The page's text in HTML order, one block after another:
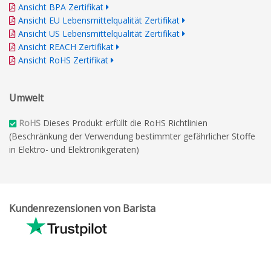
Ansicht BPA Zertifikat
Ansicht EU Lebensmittelqualität Zertifikat
Ansicht US Lebensmittelqualität Zertifikat
Ansicht REACH Zertifikat
Ansicht RoHS Zertifikat
Umwelt
RoHS Dieses Produkt erfüllt die RoHS Richtlinien
(Beschränkung der Verwendung bestimmter gefährlicher Stoffe
in Elektro- und Elektronikgeräten)
Kundenrezensionen von Barista